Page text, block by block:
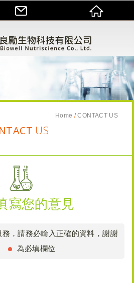
US
Home CONTACT US
寫您的意見
，請務必輸入正確的資料，謝謝
為必填欄位